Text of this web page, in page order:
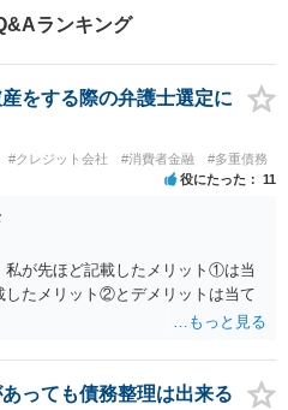
駐車場あり】
ランキング
をする際の弁護士選定に
#クレジット会社 #消費者金融 #多重債務
役にたった 11
私が先ほど記載したメリット①は当
したメリット②とデメリットは当て
っても債務整理は出来る